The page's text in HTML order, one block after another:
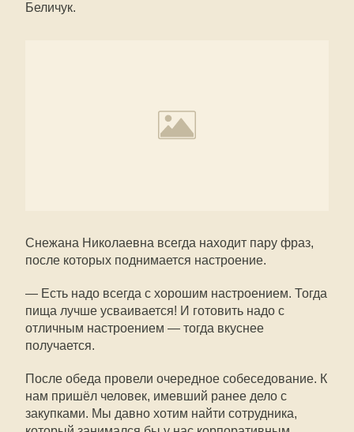
Беличук.
Снежана Николаевна всегда находит пару фраз,
после которых поднимается настроение.
— Есть надо всегда с хорошим настроением. Тогда
пища лучше усваивается! И готовить надо с
отличным настроением — тогда вкуснее
получается.
После обеда провели очередное собеседование. К
нам пришёл человек, имевший ранее дело с
закупками. Мы давно хотим найти сотрудника,